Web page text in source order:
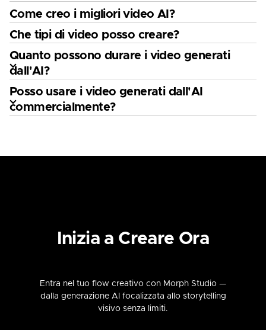
Come creo i migliori video AI?
Che tipi di video posso creare?
Quanto possono durare i video generati
dall'AI?
Posso usare i video generati dall'AI
commercialmente?
Inizia a Creare Ora
Entra nel tuo flow creativo con Morph Studio —
dalla generazione AI focalizzata allo storytelling
visivo senza limiti.